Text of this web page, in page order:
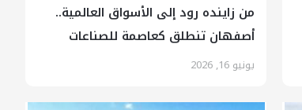
من زاينده رود إلى الأسواق العالمية..
أصفهان تنطلق كعاصمة للصناعات
اليدوية
يونيو 16, 2026